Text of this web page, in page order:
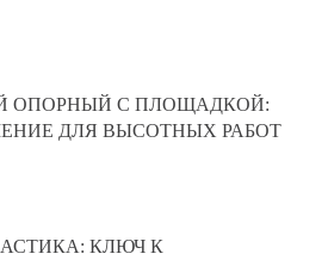
ОПОРНЫЙ С ПЛОЩАДКОЙ:
ДЛЯ ВЫСОТНЫХ РАБОТ
КЛЮЧ К